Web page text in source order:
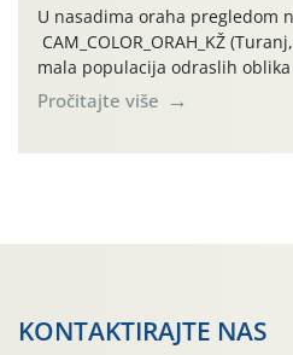
U nasadima oraha pregledom
CAM_COLOR_ORAH_KŽ
mala populacija odraslih
(Rhagoletis completa). Niska
činjenicom da je riječ o
Pročitajte više
KONTAKTIRAJTE NAS